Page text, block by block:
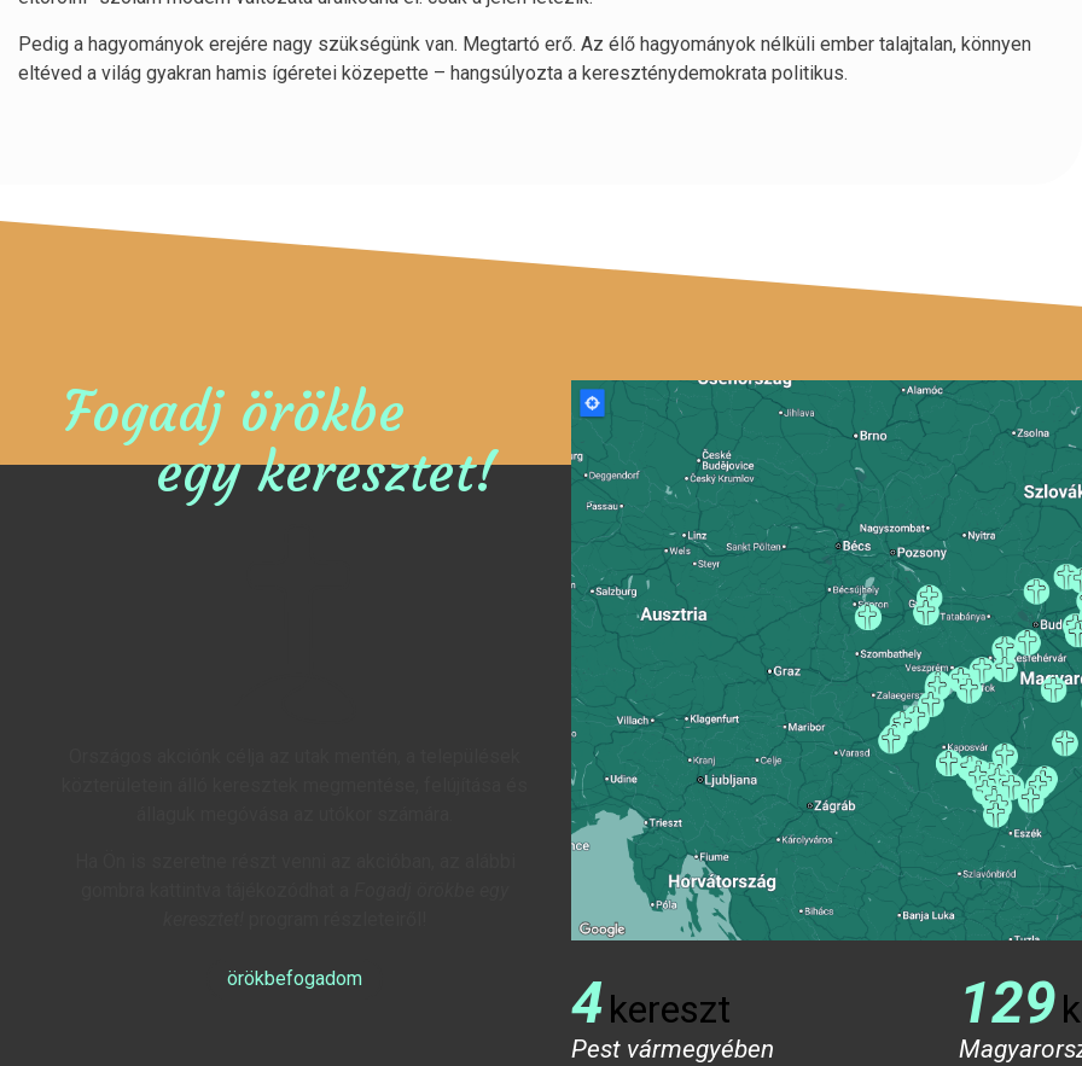
Pedig a hagyományok erejére nagy szükségünk van. Megtartó erő. Az élő hagyományok nélküli ember talajtalan, könnyen
eltéved a világ gyakran hamis ígéretei közepette – hangsúlyozta a kereszténydemokrata politikus.
Fogadj örökbe
egy keresztet!
örökbefogadom 4kereszt
Pest vármegyében
129